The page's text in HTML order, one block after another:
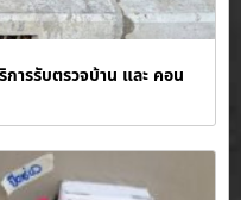
ารรับตรวจบ้าน และ คอน